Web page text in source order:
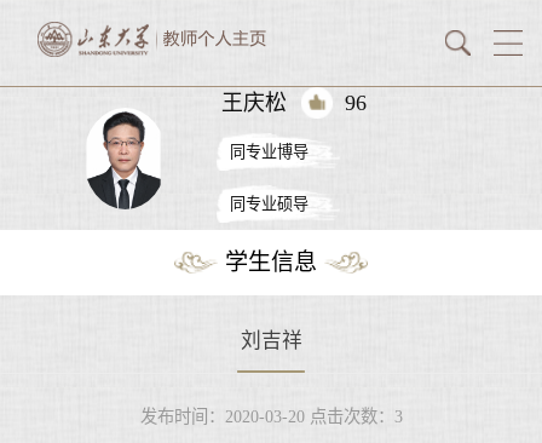
王庆松 96
同专业博导
同专业硕导
学生信息
刘吉祥
发布时间：2020-03-20 点击次数： 3